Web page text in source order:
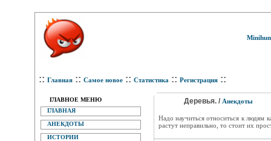
:: Главная :: Самое новое :: Статистика :: Регистрация ::
ГЛАВНОЕ МЕНЮ
ГЛАВНАЯ
АНЕКДОТЫ
ИСТОРИИ
Деревья. / Анекдоты
Надо научиться относиться к людям
растут неправильно, то стоит их